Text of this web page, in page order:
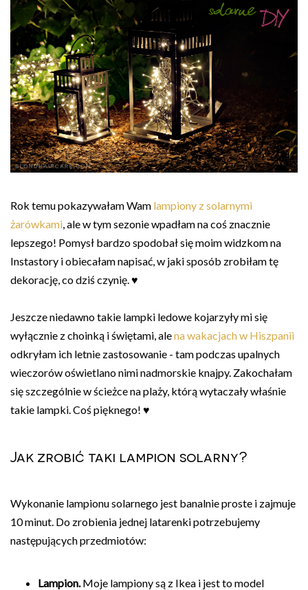
Rok temu pokazywałam Wam lampiony z solarnymi
żarówkami, ale w tym sezonie wpadłam na coś znacznie
lepszego! Pomysł bardzo spodobał się moim widzkom na
Instastory i obiecałam napisać, w jaki sposób zrobiłam tę
dekorację, co dziś czynię. ♥
Jeszcze niedawno takie lampki ledowe kojarzyły mi się
wyłącznie z choinką i świętami, alena wakacjach w Hiszpanii
odkryłam ich letnie zastosowanie - tam podczas upalnych
wieczorów oświetlano nimi nadmorskie knajpy. Zakochałam
się szczególnie w ścieżce na plaży, którą wytaczały właśnie
takie lampki. Coś pięknego! ♥
Jak zrobić taki lampion solarny?
Wykonanie lampionu solarnego jest banalnie proste i zajmuje
10 minut. Do zrobienia jednej latarenki potrzebujemy
następujących przedmiotów:
Lampion.Moje lampiony są z Ikea i jest to model